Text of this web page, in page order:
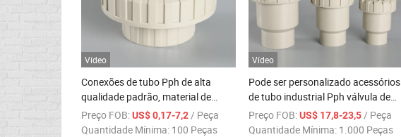
Vídeo
Conexões de tubo Pph de alta
qualidade padrão, material de
proteção ambiental verde
Preço FOB:US$ 0,17-7,2 / Peça
Quantidade Mínima: 100 Peças
Vídeo
Pode ser personalizado acessórios
de tubo industrial Pph válvula de
fundo acessórios tamanho
completo
Preço FOB:US$ 17,8-23,5 / Peça
Quantidade Mínima: 1.000 Peças